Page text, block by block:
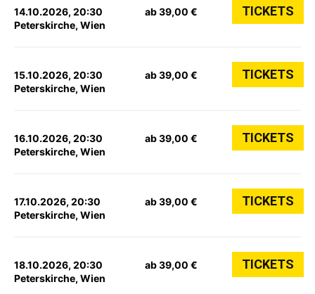
14.10.2026, 20:30
Peterskirche, Wien
ab 39,00 € TICKETS
15.10.2026, 20:30
Peterskirche, Wien
ab 39,00 € TICKETS
16.10.2026, 20:30
Peterskirche, Wien
ab 39,00 € TICKETS
17.10.2026, 20:30
Peterskirche, Wien
ab 39,00 € TICKETS
18.10.2026, 20:30
Peterskirche, Wien
ab 39,00 € TICKETS